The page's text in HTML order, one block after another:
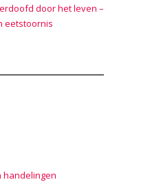
door het leven –
eetstoornis
handelingen